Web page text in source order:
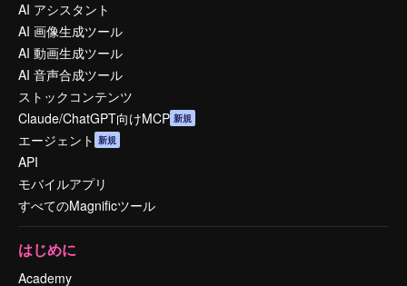
AI アシスタント
AI 画像生成ツール
AI 動画生成ツール
AI 音声合成ツール
ストックコンテンツ
Claude/ChatGPT向けMCP 新規
エージェント 新規
API
モバイルアプリ
すべてのMagnificツール
はじめに
Academy